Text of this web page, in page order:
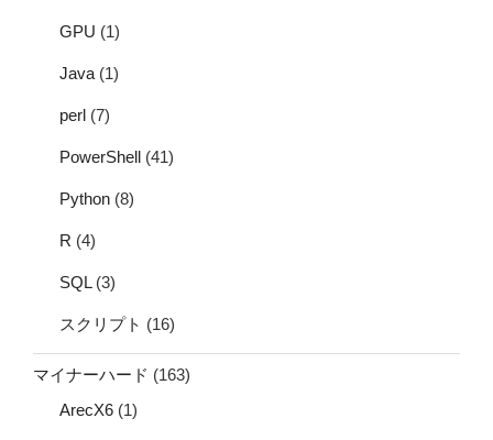
GPU (1)
Java (1)
perl (7)
PowerShell (41)
Python (8)
R (4)
SQL(3)
スクリプト (16)
マイナーハード (163)
ArecX6 (1)